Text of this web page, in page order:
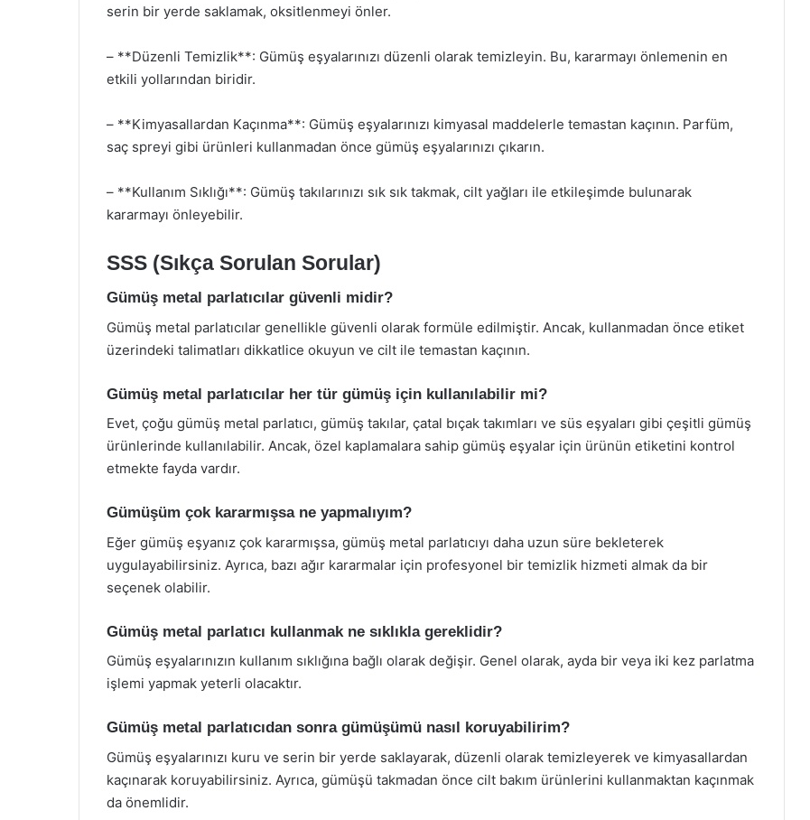
serin bir yerde saklamak, oksitlenmeyi önler.
– **Düzenli Temizlik**: Gümüş eşyalarınızı düzenli olarak temizleyin. Bu, kararmayı önlemenin en
etkili yollarından biridir.
– **Kimyasallardan Kaçınma**: Gümüş eşyalarınızı kimyasal maddelerle temastan kaçının. Parfüm,
saç spreyi gibi ürünleri kullanmadan önce gümüş eşyalarınızı çıkarın.
– **Kullanım Sıklığı**: Gümüş takılarınızı sık sık takmak, cilt yağları ile etkileşimde bulunarak
kararmayı önleyebilir.
SSS (Sıkça Sorulan Sorular)
Gümüş metal parlatıcılar güvenli midir?
Gümüş metal parlatıcılar genellikle güvenli olarak formüle edilmiştir. Ancak, kullanmadan önce etiket
üzerindeki talimatları dikkatlice okuyun ve cilt ile temastan kaçının.
Gümüş metal parlatıcılar her tür gümüş için kullanılabilir mi?
Evet, çoğu gümüş metal parlatıcı, gümüş takılar, çatal bıçak takımları ve süs eşyaları gibi çeşitli gümüş
ürünlerinde kullanılabilir. Ancak, özel kaplamalara sahip gümüş eşyalar için ürünün etiketini kontrol
etmekte fayda vardır.
Gümüşüm çok kararmışsa ne yapmalıyım?
Eğer gümüş eşyanız çok kararmışsa, gümüş metal parlatıcıyı daha uzun süre bekleterek
uygulayabilirsiniz. Ayrıca, bazı ağır kararmalar için profesyonel bir temizlik hizmeti almak da bir
seçenek olabilir.
Gümüş metal parlatıcı kullanmak ne sıklıkla gereklidir?
Gümüş eşyalarınızın kullanım sıklığına bağlı olarak değişir. Genel olarak, ayda bir veya iki kez parlatma
işlemi yapmak yeterli olacaktır.
Gümüş metal parlatıcıdan sonra gümüşümü nasıl koruyabilirim?
Gümüş eşyalarınızı kuru ve serin bir yerde saklayarak, düzenli olarak temizleyerek ve kimyasallardan
kaçınarak koruyabilirsiniz. Ayrıca, gümüşü takmadan önce cilt bakım ürünlerini kullanmaktan kaçınmak
da önemlidir.